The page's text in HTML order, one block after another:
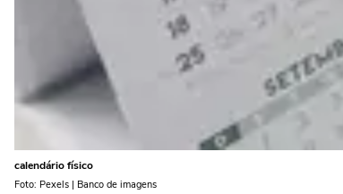
calendário físico
Foto: Pexels | Banco de imagens